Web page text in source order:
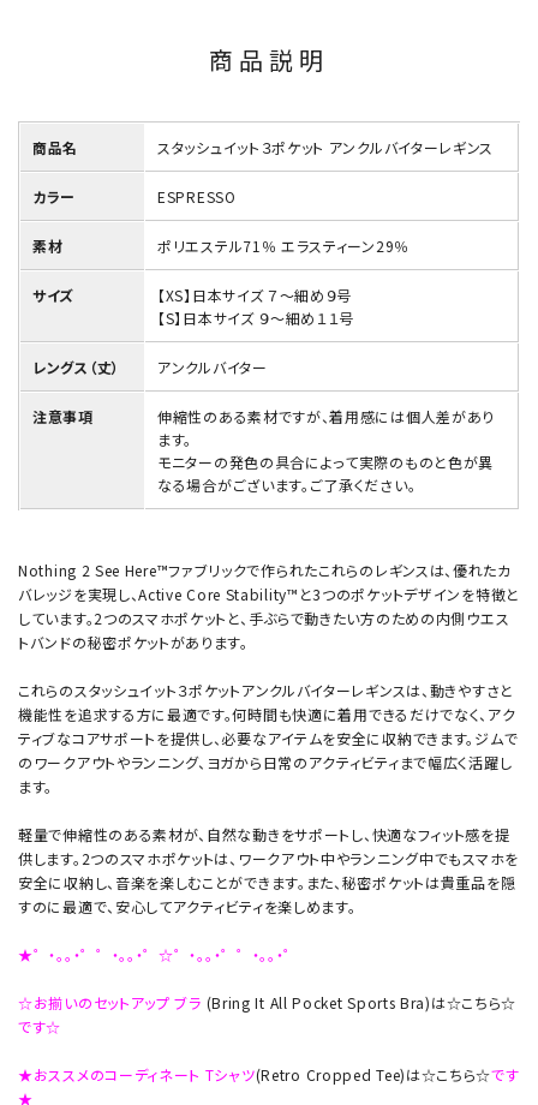
商品説明
商品名 スタッシュイット３ポケット アンクルバイターレギンス
カラー ESPRESSO
素材 ポリエステル71％ エラスティーン29％
サイズ
【XS】日本サイズ ７～細め９号
【S】日本サイズ ９～細め１１号
レングス（丈） アンクルバイター
注意事項
伸縮性のある素材ですが、着用感には個人差があり
ます。
モニターの発色の具合によって実際のものと色が異
なる場合がございます。ご了承ください。
Nothing 2 See Here™ファブリックで作られたこれらのレギンスは、優れたカ
バレッジを実現し、Active Core Stability™と3つのポケットデザインを特徴と
しています。2つのスマホポケットと、手ぶらで動きたい方のための内側ウエス
トバンドの秘密ポケットがあります。
これらのスタッシュイット３ポケットアンクルバイターレギンスは、動きやすさと
機能性を追求する方に最適です。何時間も快適に着用できるだけでなく、アク
ティブなコアサポートを提供し、必要なアイテムを安全に収納できます。ジムで
のワークアウトやランニング、ヨガから日常のアクティビティまで幅広く活躍し
ます。
軽量で伸縮性のある素材が、自然な動きをサポートし、快適なフィット感を提
供します。2つのスマホポケットは、ワークアウト中やランニング中でもスマホを
安全に収納し、音楽を楽しむことができます。また、秘密ポケットは貴重品を隠
すのに最適で、安心してアクティビティを楽しめます。
★゜・。。・゜゜・。。・゜☆゜・。。・゜゜・。。・゜
☆お揃いのセットアップ ブラ (Bring It All Pocket Sports Bra)は☆こちら☆
です☆
★おススメのコーディネート Tシャツ(Retro Cropped Tee)は☆こちら☆です
★